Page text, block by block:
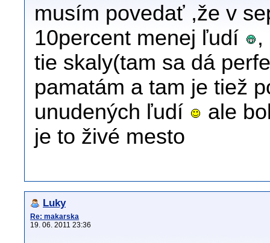
musím povedať ,že v
10percent menej ľudí
,
tie skaly(tam sa dá
pamatám a tam je tiež
unudených ľudí
ale
je to živé mesto
Luky
Re: makarska
19. 06. 2011 23:36